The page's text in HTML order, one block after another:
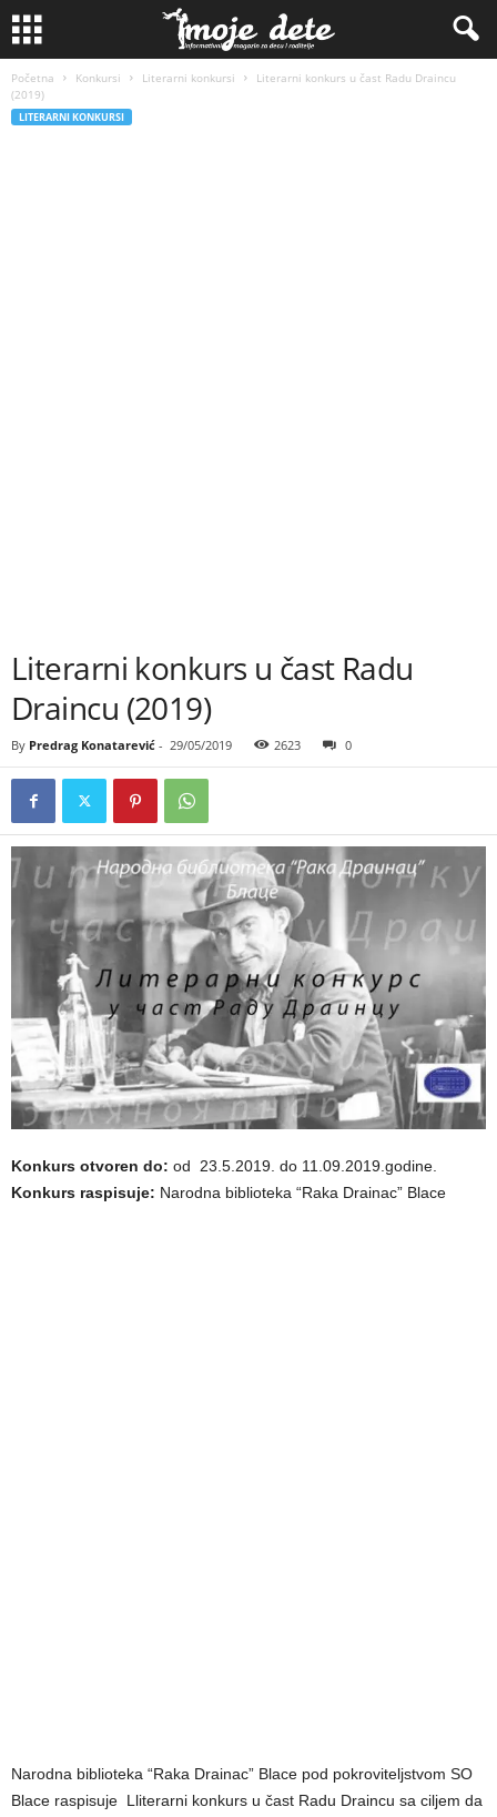
Početna Konkursi Literarni konkursi
Literarni konkurs u čast Radu Draincu
(2019)
LITERARNI KONKURSI
Literarni konkurs u čast Radu
Draincu (2019)
By Predrag Konatarević - 29/05/2019 2623 0
Konkurs otvoren do: od 23.5.2019. do 11.09.2019.godine.
Konkurs raspisuje: Narodna biblioteka “Raka Drainac” Blace
Narodna biblioteka “Raka Drainac” Blace pod pokroviteljstvom SO
Blace raspisuje Lliterarni konkurs u čast Radu Draincu sa ciljem da